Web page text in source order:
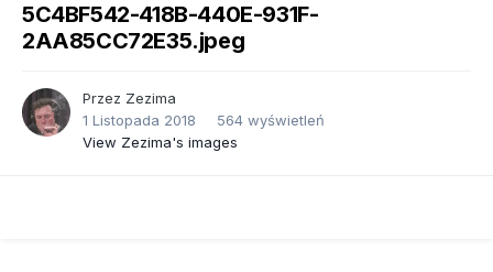
5C4BF542-418B-440E-931F-
2AA85CC72E35.jpeg
Przez Zezima
1 Listopada 2018
564 wyświetleń
View Zezima's images